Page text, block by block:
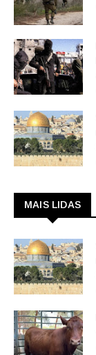
MAIS LIDAS